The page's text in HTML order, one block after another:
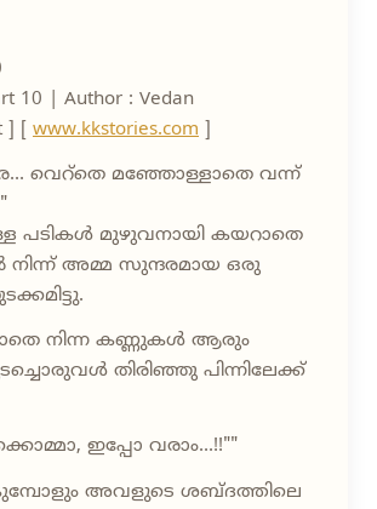
10 | Author : Vedan
] [ www.kkstories.com
വെറ്തെ മഞ്ഞോള്ളാതെ വന്ന്
പടികൾ മുഴുവനായി കയറാതെ
നിന്ന് അമ്മ സുന്ദരമായ ഒരു
നിന്ന കണ്ണുകൾ ആരും
തിരിഞ്ഞു പിന്നിലേക്ക്
ഇപ്പോ വരാം...!!""
അവളുടെ ശബ്ദത്തിലെ